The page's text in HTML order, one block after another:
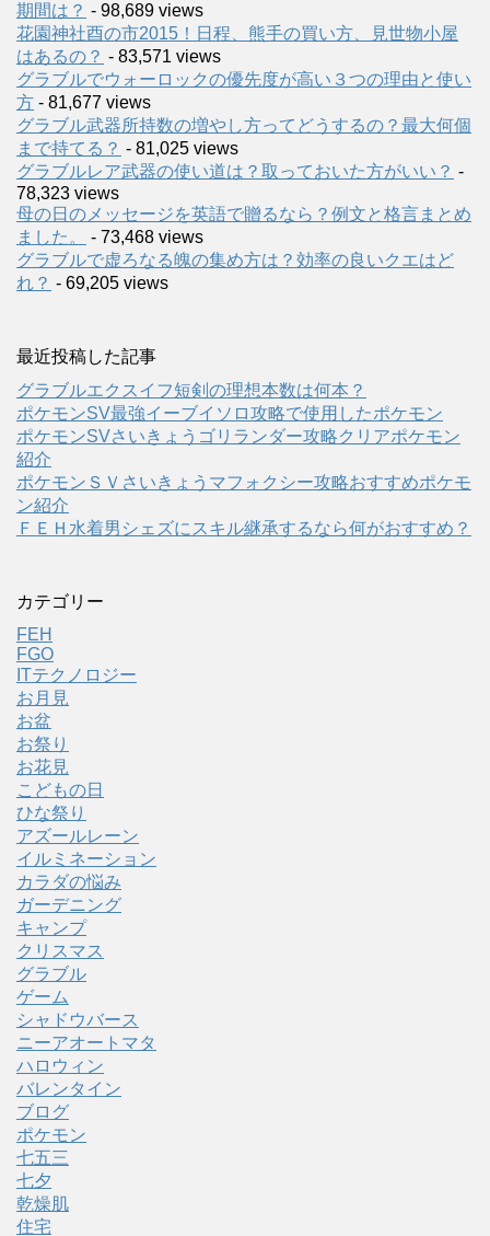
期間は？ - 98,689 views
花園神社酉の市2015！日程、熊手の買い方、見世物小屋
はあるの？ - 83,571 views
グラブルでウォーロックの優先度が高い３つの理由と使い
方 - 81,677 views
グラブル武器所持数の増やし方ってどうするの？最大何個
まで持てる？ - 81,025 views
グラブルレア武器の使い道は？取っておいた方がいい？ -
78,323 views
母の日のメッセージを英語で贈るなら？例文と格言まとめ
ました。
- 73,468 views
グラブルで虚ろなる魄の集め方は？効率の良いクエはど
れ？ - 69,205 views
最近投稿した記事
グラブルエクスイフ短剣の理想本数は何本？
ポケモンSV最強イーブイソロ攻略で使用したポケモン
ポケモンSVさいきょうゴリランダー攻略クリアポケモン
紹介
ポケモンＳＶさいきょうマフォクシー攻略おすすめポケモ
ン紹介
ＦＥＨ水着男シェズにスキル継承するなら何がおすすめ？
カテゴリー
FEH
FGO
ITテクノロジー
お月見
お盆
お祭り
お花見
こどもの日
ひな祭り
アズールレーン
イルミネーション
カラダの悩み
ガーデニング
キャンプ
クリスマス
グラブル
ゲーム
シャドウバース
ニーアオートマタ
ハロウィン
バレンタイン
ブログ
ポケモン
七五三
七夕
乾燥肌
住宅